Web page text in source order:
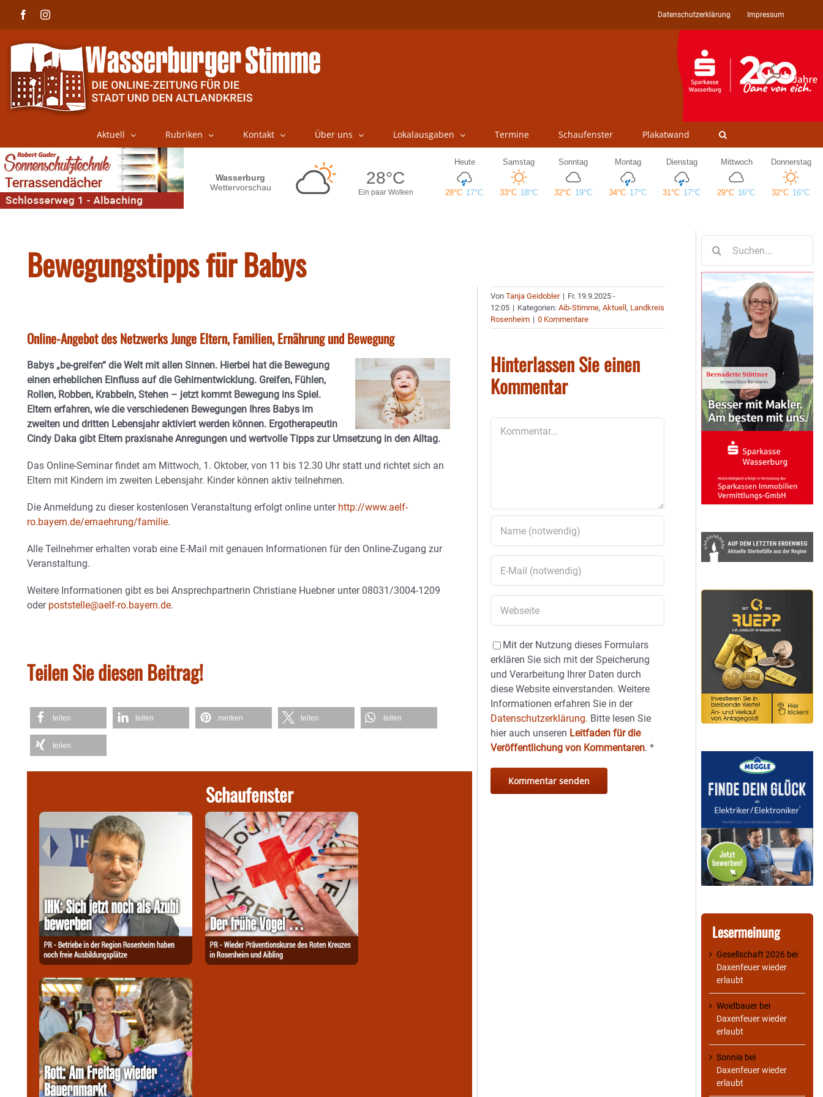
FacebookInstagram Datenschutzerklärung Impressum
Aktuell Rubriken Kontakt Über uns Lokalausgaben Termine Schaufenster Plakatwand
Bewegungstipps für Babys
Online-Angebot des Netzwerks Junge Eltern, Familien, Ernährung und Bewegung
Babys „be-greifen“ die Welt mit allen Sinnen. Hierbei hat die Bewegung
einen erheblichen Einfluss auf die Gehirnentwicklung. Greifen, Fühlen,
Rollen, Robben, Krabbeln, Stehen – jetzt kommt Bewegung ins Spiel.
Eltern erfahren, wie die verschiedenen Bewegungen Ihres Babys im
zweiten und dritten Lebensjahr aktiviert werden können. Ergotherapeutin
Cindy Daka gibt Eltern praxisnahe Anregungen und wertvolle Tipps zur Umsetzung in den Alltag.
Das Online-Seminar findet am Mittwoch, 1. Oktober, von 11 bis 12.30 Uhr statt und richtet sich an
Eltern mit Kindern im zweiten Lebensjahr. Kinder können aktiv teilnehmen.
Die Anmeldung zu dieser kostenlosen Veranstaltung erfolgt online unter http://www.aelf-
ro.bayern.de/ernaehrung/familie.
Alle Teilnehmer erhalten vorab eine E-Mail mit genauen Informationen für den Online-Zugang zur
Veranstaltung.
Weitere Informationen gibt es bei Ansprechpartnerin Christiane Huebner unter 08031/3004-1209
oder poststelle@aelf-ro.bayern.de.
Teilen Sie diesen Beitrag!
teilen teilen merken teilen teilen
teilen
Schaufenster
VonTanja Geidobler | Fr. 19.9.2025 -
12:05 | Kategorien:Aib-Stimme,Aktuell, Landkreis
Rosenheim | 0 Kommentare
Hinterlassen Sie einen
Kommentar
Mit der Nutzung dieses Formulars
erklären Sie sich mit der Speicherung
und Verarbeitung Ihrer Daten durch
diese Website einverstanden. Weitere
Informationen erfahren Sie in der
Datenschutzerklärung. Bitte lesen Sie
hier auch unseren Leitfaden für die
Veröffentlichung von Kommentaren.*
nach:
Lesermeinung
Gesellschaft 2026 bei
Daxenfeuer wieder
erlaubt
Woidbauer bei
Daxenfeuer wieder
erlaubt
Sonnia bei
Daxenfeuer wieder
erlaubt